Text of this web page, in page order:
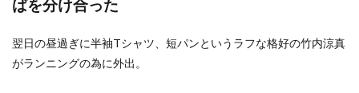
ばを分け合った
翌日の昼過ぎに半袖Tシャツ、短パンというラフな格好の竹内涼真
がランニングの為に外出。